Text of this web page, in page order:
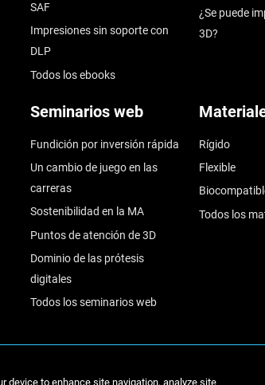
SAF
Impresiones sin soporte con
DLP
Todos los ebooks
¿Se puede
3D?
Seminarios web
Fundición por inversión rápida
Un cambio de juego en las
carreras
Sostenibilidad en la MA
Puntos de atención de 3D
Dominio de las prótesis
digitales
Todos los seminarios web
Rígido
Flexible
Todos los
device to enhance site navigation, analyze site